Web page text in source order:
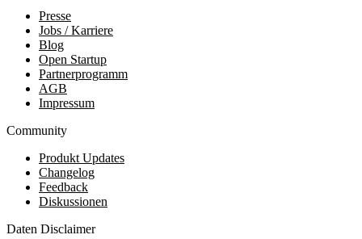
Presse
Jobs / Karriere
Blog
Open Startup
Partnerprogramm
AGB
Impressum
Community
Produkt Updates
Changelog
Feedback
Diskussionen
Daten Disclaimer